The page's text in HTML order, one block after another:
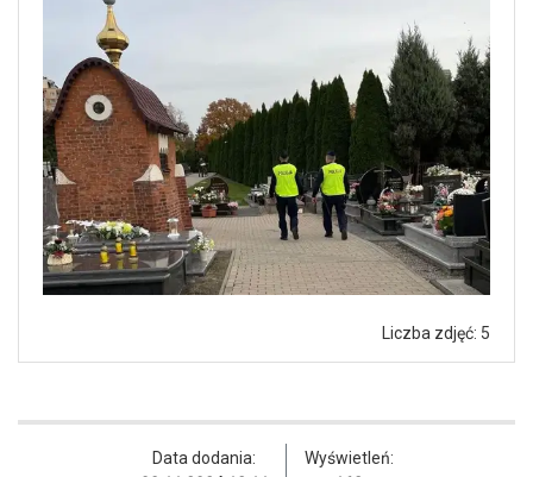
Liczba zdjęć: 5
Data dodania:
Wyświetleń: